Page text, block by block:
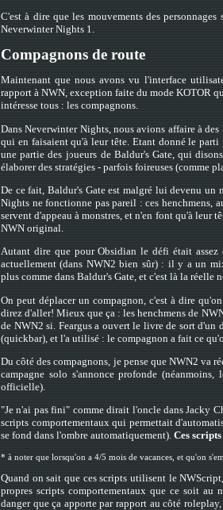
C'est à dire que les mouvements des
Neverwinter Nights 1.
Compagnons de route
Maintenant que nous avons vu l'interface
rapport à NWN, exception faite du mode KOTOR
intéresse tous : les compagnons.
Dans Neverwinter Nights, nous avions affaire à
qui en faisaient qu'à leur tête. Etant donné le
une partie des joueurs de Baldur's Gate, qui
élaborer des stratégies - parfois foireuses (comme
De ce fait, Baldur's Gate est malgré lui devenu un
Nights ne fonctionne pas pareil : ces henchmens,
servent d'appeau à monstres, et n'en font qu'à leur
NWN original.
Autant dire que pour Obsidian le défi était
actuellement (dans NWN2 bien sûr) : il y a un
plus comme dans Baldur's Gate, et c'est là la réelle
On peut déplacer un compagnon, c'est à dire
direz d'aller! Mieux que ça : les henchmens de
de NWN2 si. Feargus a ouvert le livre de sort d'un
(quickbar), et l'a utilisé : le compagnon a fait ce
Du côté des compagnons, je pense que NWN2 va
campagne solo s'annonce profonde
officielle).
"Je n'ai pas fini" comme dirait l'oncle dans Jacky
scripts comportementaux qui permettait
se fond dans l'ombre automatiquement). Ces
* à noter que lorsqu'on a 4/5 mois de vacances, et qu'on
Quand on sait que ces scripts utilisent le
propres scripts comportementaux que ce soit
danger que ça apporte par rapport au côté